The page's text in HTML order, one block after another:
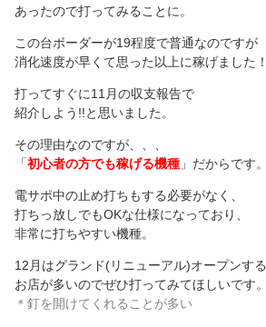
あったので打ってみることに。
この台ボーダーが19程度で普通なのですが
消化速度が早くて思った以上に稼げました！
打ってすぐに11月の収支報告で
紹介しよう!!と思いました。
その理由なのですが、、、
「初心者の方でも稼げる機種 」だからです。
電サポ中の止め打ちもする必要がなく、
打ちっ放しでもOKな仕様になっており、
非常に打ちやすい機種。
12月はグランド(リニューアル)オープンする
お店が多いのでぜひ打ってみてほしいです。
＊釘を開けてくれることが多い